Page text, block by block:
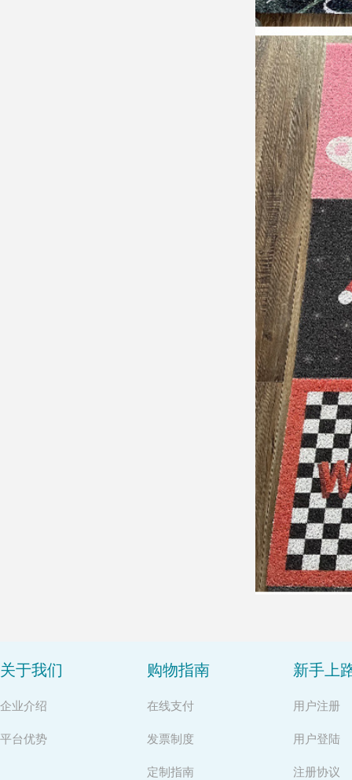
关于我们
企业介绍
平台优势
购物指南
在线支付
发票制度
定制指南
新手上
用户注册
用户登陆
注册协议